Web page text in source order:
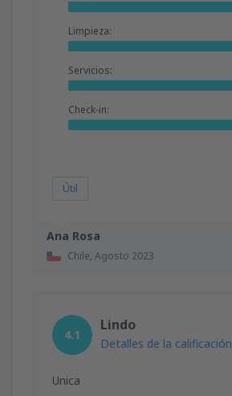
Ana Rosa
Chile, Agosto 2023
Limpieza:
Servicios:
Check-in:
Útil
4.1
Lindo
Detalles de la calificación
Unica